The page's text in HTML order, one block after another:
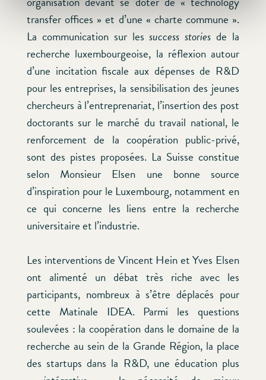
transfer offices » et d’une « charte commune ».
La communication sur lessuccess stories de la
recherche luxembourgeoise, la réflexion autour
d’une incitation fiscale aux dépenses de R&D
pour les entreprises, la sensibilisation des jeunes
chercheurs à l’entreprenariat, l’insertion des post
doctorants sur le marché du travail national, le
renforcement de la coopération public-privé,
sont des pistes proposées. La Suisse constitue
selon Monsieur Elsen une bonne source
d’inspiration pour le Luxembourg, notamment en
ce qui concerne les liens entre la recherche
universitaire et l’industrie.
Les interventions de Vincent Hein et Yves Elsen
ont alimenté un débat très riche avec les
participants, nombreux à s’être déplacés pour
cette Matinale IDEA. Parmi les questions
soulevées : la coopération dans le domaine de la
recherche au sein de la Grande Région, la place
des startups dans la R&D, une éducation plus